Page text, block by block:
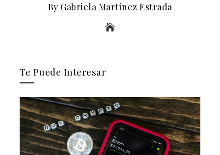
By Gabriela Martínez Estrada
Te Puede Interesar